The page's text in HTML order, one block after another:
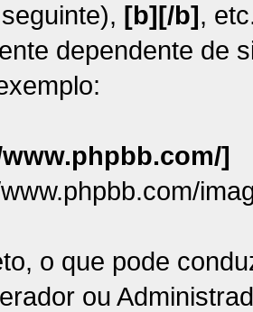
[b][/b],
dependente de
]
o que pode
ou